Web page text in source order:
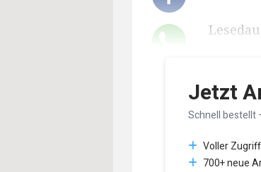
Jetzt
Schnell bestellt
Voller
700+ neue